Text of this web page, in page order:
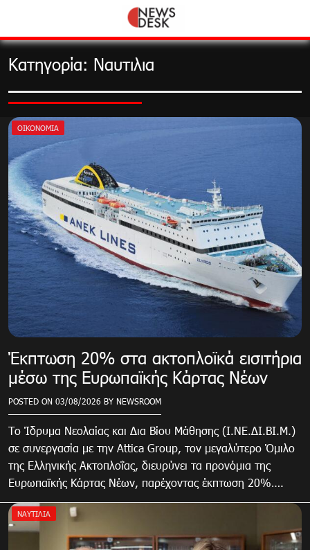
content
Κατηγορία: Ναυτιλια
ΟΙΚΟΝΟΜΊΑ
Έκπτωση 20% στα ακτοπλοϊκά εισιτήρια
μέσω της Ευρωπαϊκής Κάρτας Νέων
POSTED ON 03/08/2026 BY NEWSROOM
Το Ίδρυμα Νεολαίας και Δια Βίου Μάθησης (Ι.ΝΕ.ΔΙ.ΒΙ.Μ.)
σε συνεργασία με την Attica Group, τον μεγαλύτερο Όμιλο
της Ελληνικής Ακτοπλοΐας, διευρύνει τα προνόμια της
Ευρωπαϊκής Κάρτας Νέων, παρέχοντας έκπτωση 20%….
ΝΑΥΤΙΛΙΑ